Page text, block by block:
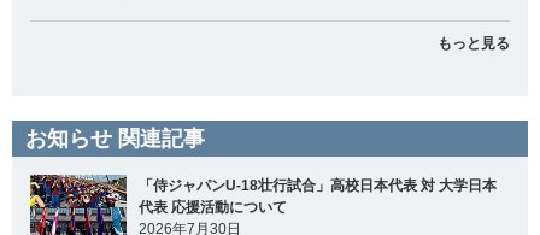
もっと見る
お知らせ 関連記事
「侍ジャパンU-18壮行試合」高校日本代表 対 大学日本
代表 応援活動について
2026年7月30日